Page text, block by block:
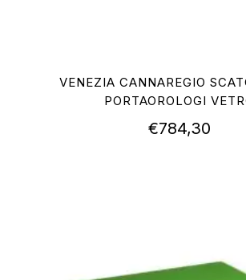
VENEZIA CANNAREGIO
PORTAOROLOGI
€784,30